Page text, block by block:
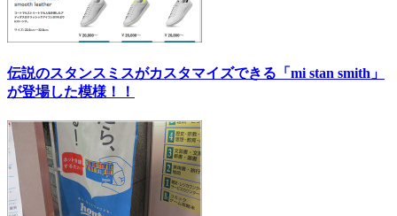
伝説のスタンスミスがカスタマイズできる「mi stan smith」
が登場した模様！！